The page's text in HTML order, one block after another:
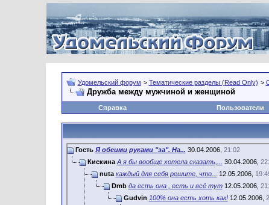
Удомельский форум > Тематические разделы (Read Only) >
Дружба между мужчиной и женщиной
Справка
Пользователи
Гость Я обеими руками "за". На... 30.04.2006, 21:02
Кискина А я бы вообще хотела сказать,... 30.04.2006,
nuta каждый для себя решите, что... 12.05.2006,
Dmb да есть она , есть и всё тут12.05.2006,
Gudvin 100% она есть хоть как!12.05.2006,